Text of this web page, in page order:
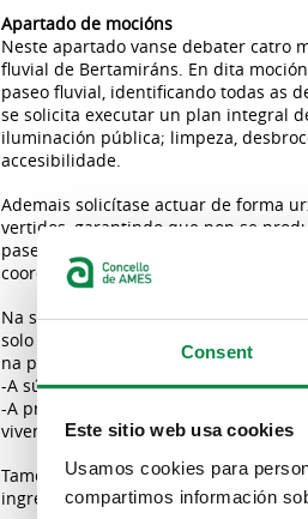
Consent
Este sitio web usa cookies
Usamos cookies para
compartimos información
Apartado de mocións
Neste apartado vanse debater catro
fluvial de Bertamiráns. En dita
paseo fluvial, identificando todas as
se solicita executar un plan integral
iluminación pública; limpeza,
accesibilidade.
Ademais solicítase actuar de forma
vertidos, garantindo que non se
paseo fluvial, con actuacións
coordinación cos organismos
Na segunda moción, presentada
solo non alleadas para a promoción
na poxa a algunha das seguintes
-A súa cesión á Xunta de Galicia
-A promoción da súa licitación ou
vivendas de protección oficial,
Tamén se solicita garantir que
ingresos e colectivos en situación de